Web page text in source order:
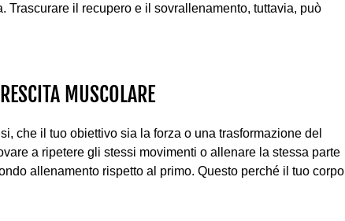
il recupero e il sovrallenamento, tuttavia, può
MUSCOLARE
che il tuo obiettivo sia la forza o una trasformazione del
a ripetere gli stessi movimenti o allenare la stessa parte
allenamento rispetto al primo. Questo perché il tuo corpo